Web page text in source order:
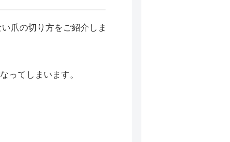
爪の切り方をご紹介しま
ってしまいます。